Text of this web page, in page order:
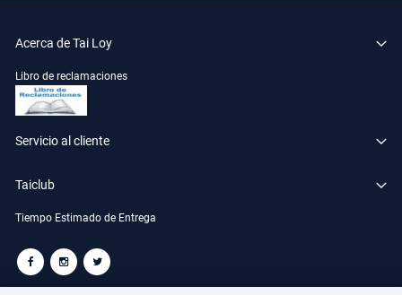
Acerca de Tai Loy
Libro de reclamaciones
Servicio al cliente
Taiclub
Tiempo Estimado de Entrega